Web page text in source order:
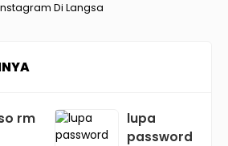
Di Langsa
rm
lupa
password